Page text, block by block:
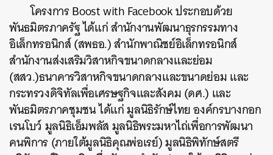
โครงการ Boost with Facebook ประกอบด้วย
พันธมิตรภาครัฐ ได้แก่ สำนักงานพัฒนาธุรกรรมทาง
อิเล็กทรอนิกส์ (สพธอ.) สำนักพาณิชย์อิเล็กทรอนิกส์
สำนักงานส่งเสริมวิสาหกิจขนาดกลางและย่อม
(สสว.)ธนาคารวิสาหกิจขนาดกลางและขนาดย่อม และ
กระทรวงดิจิทัลเพื่อเศรษฐกิจและสังคม (ดศ.) และ
พันธมิตรภาคชุมชน ได้แก่ มูลนิธิรักษ์ไทย องค์กรบางกอก
เรนโบว์ มูลนิธิเอ็มพลัส มูลนิธิพระมหาไถ่เพื่อการพัฒนา
คนพิการ (ภายใต้มูลนิธิคุณพ่อเรย์) มูลนิธิพิทักษ์สตรี